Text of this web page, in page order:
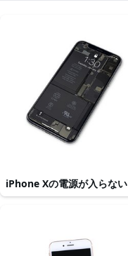
iPhone Xの電源が入らない